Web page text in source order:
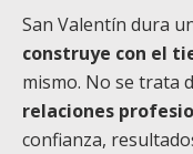
San Valentín dura
construye con el
mismo. No se trata
relaciones
confianza,